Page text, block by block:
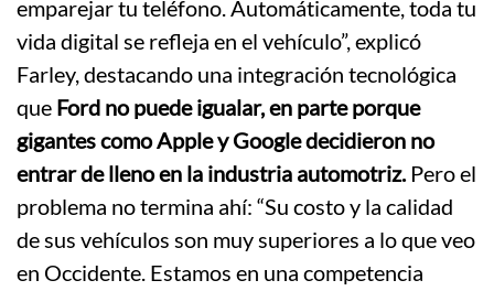
emparejar tu teléfono. Automáticamente, toda tu
vida digital se refleja en el vehículo”, explicó
Farley, destacando una integración tecnológica
que Ford no puede igualar, en parte porque
gigantes como Apple y Google decidieron no
entrar de lleno en la industria automotriz.Pero el
problema no termina ahí: “Su costo y la calidad
de sus vehículos son muy superiores a lo que veo
en Occidente. Estamos en una competencia